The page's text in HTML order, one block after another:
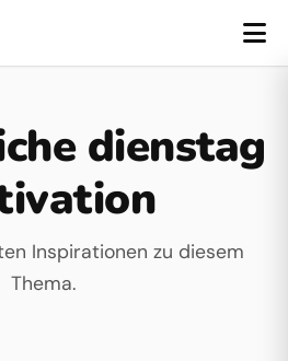
dienstag
Inspirationen zu diesem
Thema.